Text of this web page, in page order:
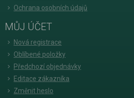
Ochrana osobních údajů
MŮJ ÚČET
Nová registrace
Oblíbené položky
Předchozí objednávky
Editace zákazníka
Změnit heslo